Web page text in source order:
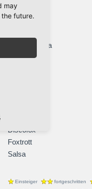
Tango
Walzer
Cha-Cha-Cha
Jive
Discofox
Foxtrott
Salsa
Einsteiger fortgeschritten
may
future.